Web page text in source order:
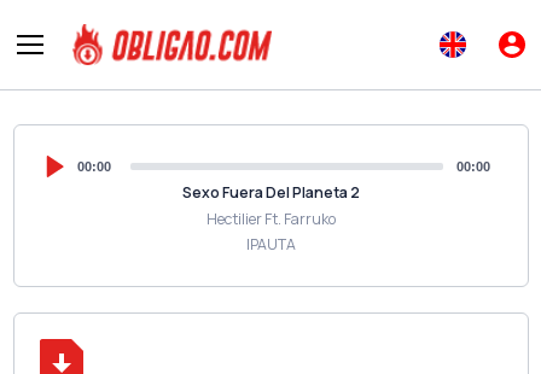
00:00 00:00
Sexo Fuera Del Planeta 2
Hectilier Ft. Farruko
IPAUTA